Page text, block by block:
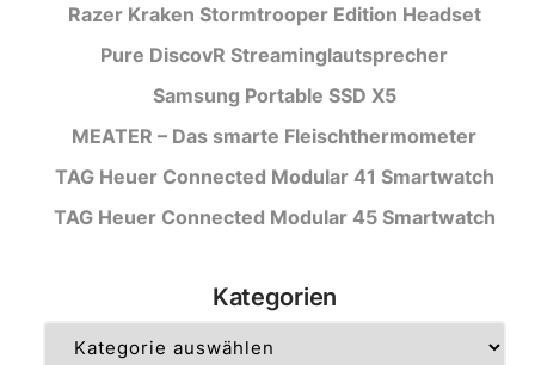
Razer Kraken Stormtrooper Edition Headset
Pure DiscovR Streaminglautsprecher
Samsung Portable SSD X5
MEATER – Das smarte Fleischthermometer
TAG Heuer Connected Modular 41 Smartwatch
TAG Heuer Connected Modular 45 Smartwatch
Kategorien